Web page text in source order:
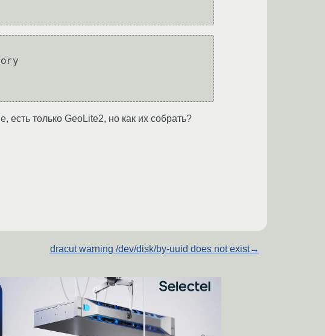
есть только GeoLite2, но как их собрать?
dracut warning /dev/disk/by-uuid does not exist→